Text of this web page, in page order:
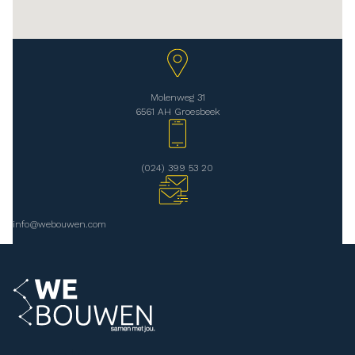
Molenweg 31
6561 AH Groesbeek
(024) 399 53 20
info@webouwen.com